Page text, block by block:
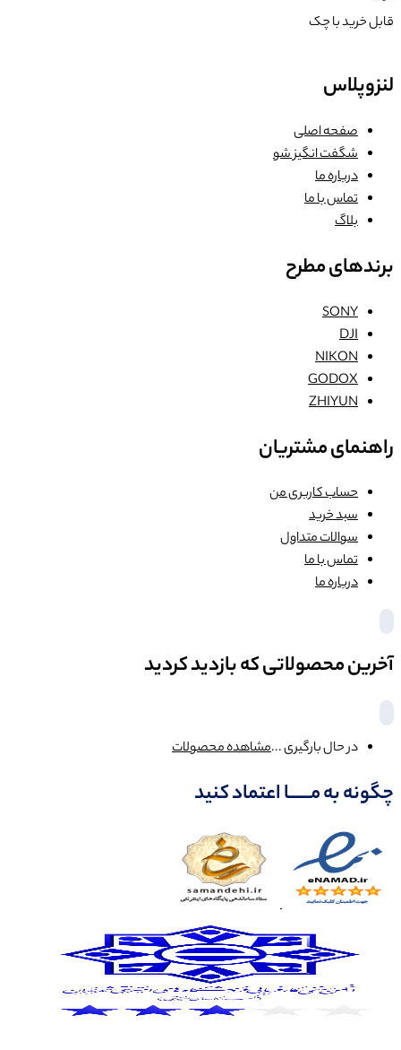
قابل خرید با چک
لنزوپلاس
صفحه اصلی
شگفت انگیز شو
درباره ما
تماس با ما
بلاگ
برندهای مطرح
SONY
DJI
NIKON
GODOX
ZHIYUN
راهنمای مشتریان
حساب کاربری من
سبد خرید
سوالات متداول
تماس با ما
درباره ما
آخرین محصولاتی که بازدید کردید
در حال بارگیری ...مشاهده محصولات
چگونه به مــــــا اعتماد کنید